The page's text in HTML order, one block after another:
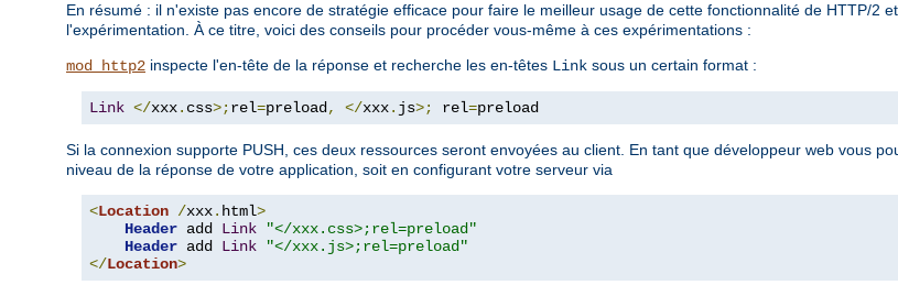
En résumé : il n'existe pas encore de stratégie efficace pour faire le meilleur usage de cette fonctionnalité de HTTP/2
l'expérimentation. À ce titre, voici des conseils pour procéder vous-même à ces expérimentations :
mod_http2 inspecte l'en-tête de la réponse et recherche les en-têtes Link sous un certain format :
Link </xxx. css>;rel=preload, </xxx. js>; rel=preload
Si la connexion supporte PUSH, ces deux ressources seront envoyées au client. En tant que développeur web vous
niveau de la réponse de votre application, soit en configurant votre serveur via
<Location /xxx. html>
Header add Link
"</xxx.css>;rel=preload"
Header add Link
"</xxx.js>;rel=preload"
</Location>